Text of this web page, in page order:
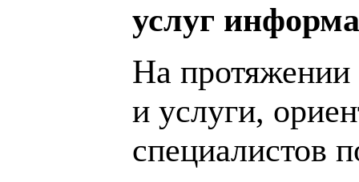
услуг
На протяжении
и услуги,
специалистов